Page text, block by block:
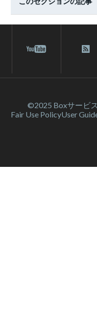
©2025 Boxサービ
Fair Use PolicyUser